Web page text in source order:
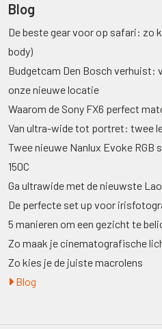
Blog
De beste gear voor op safari: zo
body)
Budgetcam Den Bosch verhuist:
onze nieuwe locatie
Waarom de Sony FX6 perfect
Van ultra-wide tot portret: twee
Twee nieuwe Nanlux Evoke RGB
150C
Ga ultrawide met de nieuwste
De perfecte set up voor
5 manieren om een gezicht te
Zo maak je cinematografische
Zo kies je de juiste macrolens
Blog